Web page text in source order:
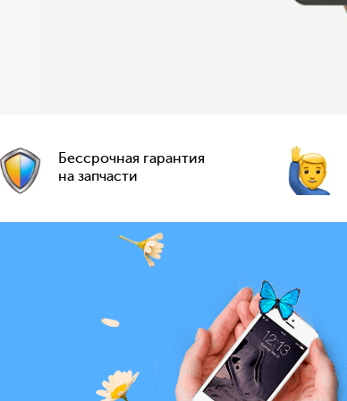
Бессрочная гарантия
на запчасти